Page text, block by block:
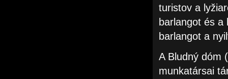
turistov a
barlangot és
barlangot a
A Bludný dóm
munkatársai